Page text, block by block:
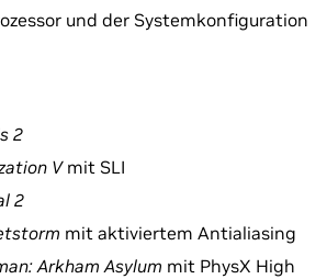
und der Systemkonfiguration
2
Vmit SLI
2
mit aktiviertem Antialiasing
Arkham Asylum mit PhysX High